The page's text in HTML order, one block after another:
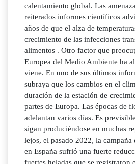
calentamiento global. Las
reiterados informes científicos
años de que el alza de
crecimiento de las infecciones
alimentos . Otro factor que
Europea del Medio Ambiente ha
viene. En uno de sus últimos
subraya que los cambios en el
duración de la estación de
partes de Europa. Las épocas de
adelantan varios días. Es
sigan produciéndose en muchas
lejos, el pasado 2022, la campaña
en España sufrió una fuerte